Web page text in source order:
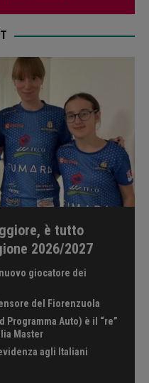
è tutto
2026/2027
giocatore dei
del Fiorenzuola
Programma Auto) è il “re”
Master
agli Italiani